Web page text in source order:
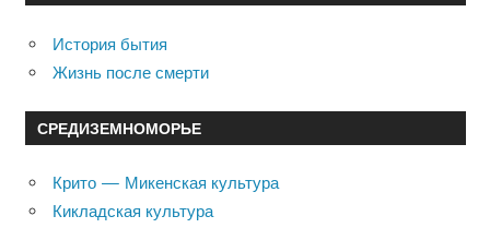
История бытия
Жизнь после смерти
СРЕДИЗЕМНОМОРЬЕ
Крито — Микенская культура
Кикладская культура